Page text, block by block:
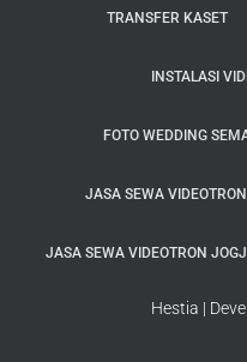
TRANSFER KASET
INSTALASI
FOTO WEDDING
JASA SEWA
JASA SEWA VIDEOTRON
Hestia |